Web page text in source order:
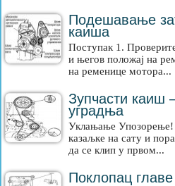
Подешавање
каиша
Поступак 1.
и његов положај на
на ременице мотора...
Зупчасти
уградња
Уклањање Упозорење!
казаљке на сату и
да се клип у првом...
Поклопац